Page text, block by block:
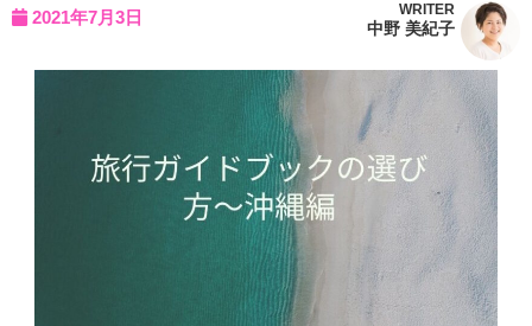
2021年7月3日 WRITER
中野 美紀子